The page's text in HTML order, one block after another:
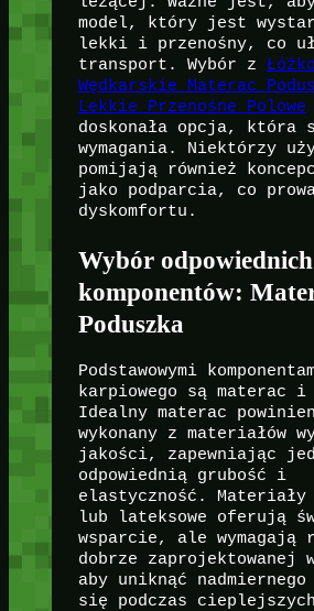
model, który jest
lekki i przenośny, co
transport. Wybór z
Wędkarskie Materac
Lekkie Przenośne Polowe
doskonała opcja, która
wymagania. Niektórzy
pomijają również
jako podparcia, co
dyskomfortu.
Wybór odpowiednich
komponentów:
Poduszka
Podstawowymi
karpiowego są materac i
Idealny materac
wykonany z materiałów
jakości, zapewniając
odpowiednią grubość i
elastyczność. Materiały
lub lateksowe oferują
wsparcie, ale wymagają
dobrze zaprojektowanej
aby uniknąć nadmiernego
się podczas